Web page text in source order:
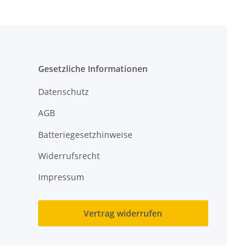
Gesetzliche Informationen
Datenschutz
AGB
Batteriegesetzhinweise
Widerrufsrecht
Impressum
Vertrag widerrufen